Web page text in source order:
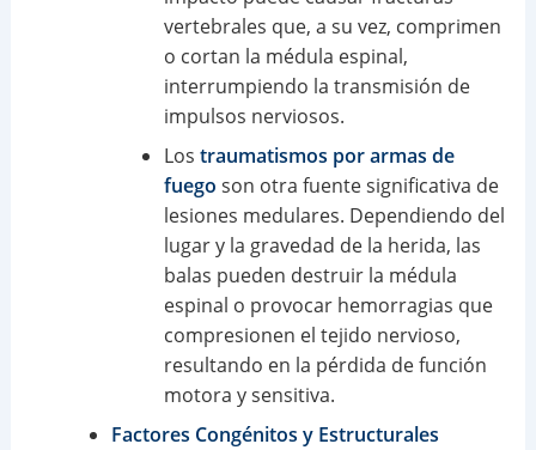
vertebrales que, a su vez, comprimen
o cortan la médula espinal,
interrumpiendo la transmisión de
impulsos nerviosos.
Los traumatismos por armas de
fuego son otra fuente significativa de
lesiones medulares. Dependiendo del
lugar y la gravedad de la herida, las
balas pueden destruir la médula
espinal o provocar hemorragias que
compresionen el tejido nervioso,
resultando en la pérdida de función
motora y sensitiva.
Factores Congénitos y Estructurales